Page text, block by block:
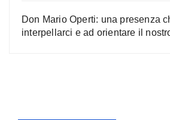
Don Mario Operti: una presenza
interpellarci e ad orientare il